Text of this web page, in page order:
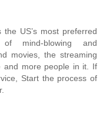
US’s most preferred
of mind-blowing and
movies, the streaming
and more people in it. If
Start the process of